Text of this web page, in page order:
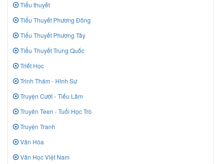
Tiểu thuyết
Tiểu Thuyết Phương Đông
Tiểu Thuyết Phương Tây
Tiểu Thuyết Trung Quốc
Triết Học
Trinh Thám - Hình Sự
Truyện Cười - Tiếu Lâm
Truyên Teen - Tuổi Học Trò
Truyện Tranh
Văn Hóa
Văn Học Việt Nam